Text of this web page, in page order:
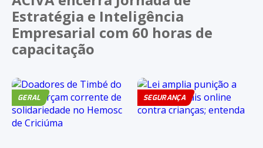
Estratégia e Inteligência
Empresarial com 60 horas de
capacitação
GERAL SEGURANÇA